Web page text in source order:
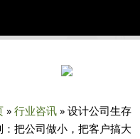
» 行业咨讯 » 设计公司生存
：把公司做小，把客户搞大